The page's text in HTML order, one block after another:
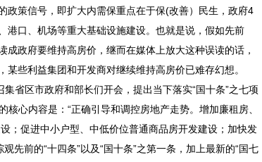
政策信号，即扩大内需保重点在于保(改善）民生，政府4
港口、机场等重大基础设施建设。也就是说，假如先前
成政府要维持高房价，继而在媒体上放大这种误读的话，
某些利益集团和开发商对继续维持高房价已难存幻想。
省区市政府和部长们开会，提出当下落实“国十条”之七项
核心内容是：“正确引导和调控房地产走势。增加廉租房、
；促进中小户型、中低价位普通商品房开发建设；加快发
先前的“十四条”以及“国十条”之第一条，加上最新的“国七